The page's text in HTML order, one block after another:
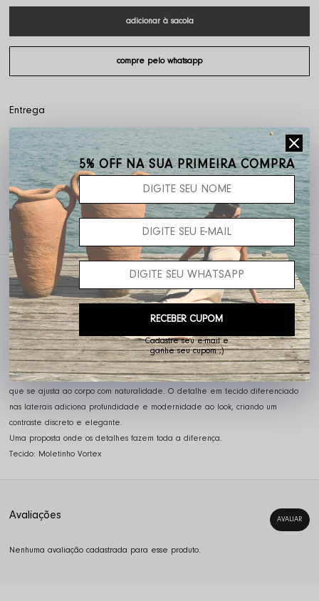
Não sei o meu CEP
Ganhe 10% OFF na
Descrição completa
Código identificador (SKU):23234
Conjunto que traduz elegância com um toque contemporâneo.
A blusa com decote em V que valoriza o colo, com caimento leve e sofisticado.
As mangas ganham destaque com aplicação em tecido diferenciado, trazendo
textura e um detalhe sutil que eleva a peça.
A calça de modelagem reta garante conforto e fluidez, com cós em elástico
que se ajusta ao corpo com naturalidade. O detalhe em tecido diferenciado
nas laterais adiciona profundidade e modernidade ao look, criando um
contraste discreto e elegante.
Uma proposta onde os detalhes fazem toda a diferença.
Tecido: Moletinho Vortex
Nenhuma avaliação cadastrada para esse produto.
5% OFF NA SUA PRIMEIRA COMPRA
Cadastre seu e-mail e
ganhe seu cupom ;)
RECEBER CUPOM